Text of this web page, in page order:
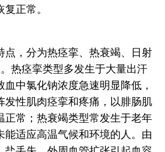
正常。
点，分为热痉挛、热衰竭、日射
热痉挛类型多发生于大量出汗
中氯化钠浓度急速明显降低，
发性肌肉痉挛和疼痛，以腓肠肌
正常；热衰竭类型常发生于老年
能适应高温气候和环境的人。由